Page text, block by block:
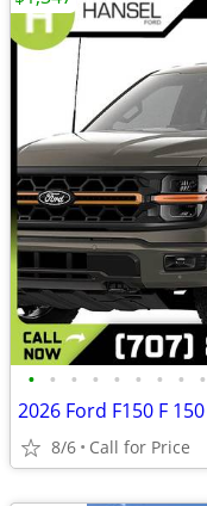
• • • • • • • • •
8/6 Call for Price